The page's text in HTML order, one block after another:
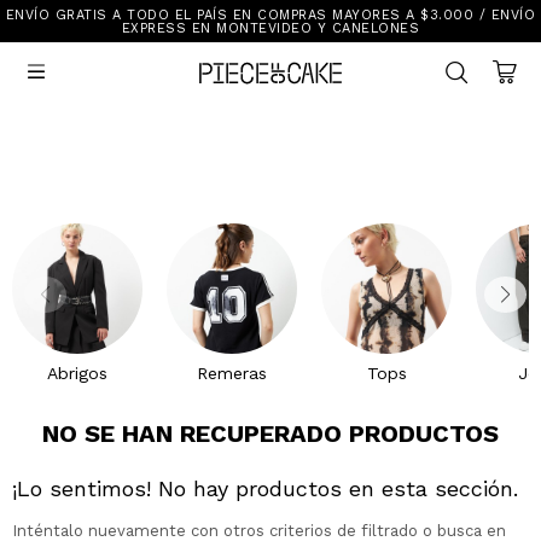
ENVÍO GRATIS A TODO EL PAÍS EN COMPRAS MAYORES A $3.000 / ENVÍO
EXPRESS EN MONTEVIDEO Y CANELONES

Abrigos Remeras Tops
NO SE HAN RECUPERADO PRODUCTOS
¡Lo sentimos! No hay productos en esta sección.
Inténtalo nuevamente con otros criterios de filtrado o busca en
Sale
New In
Mi cuenta
Ayuda
Ver Todo
Vestimenta